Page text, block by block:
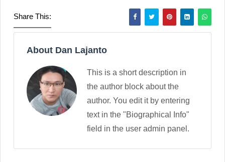
Share This:
About Dan Lajanto
This is a short description in
the author block about the
author. You edit it by entering
text in the "Biographical Info"
field in the user admin panel.